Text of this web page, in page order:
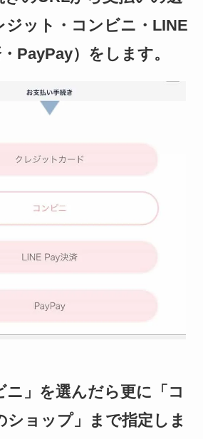
ジット・コンビニ・LINE
PayPay）をします。
ニ」を選んだら更に「コ
ショップ」まで指定しま